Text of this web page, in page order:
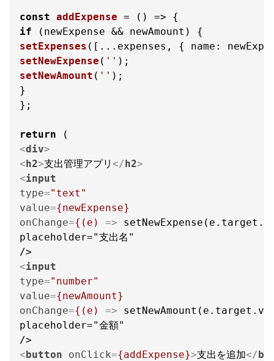
const addExpense = (
if
setExpenses ([...expenses, { name :
setNewExpense ( ''
setNewAmount ( '' );
}
};
return
<div>
<h2>支出管理アプリ </h2>
<input
type="text"
value={newExpense}
onChange={(e) =>
placeholder="支出名"
<input
type="number"
value={newAmount}
onChange={(e) =>
placeholder="金額"
<button onClick={addExpense}>支出を追加</